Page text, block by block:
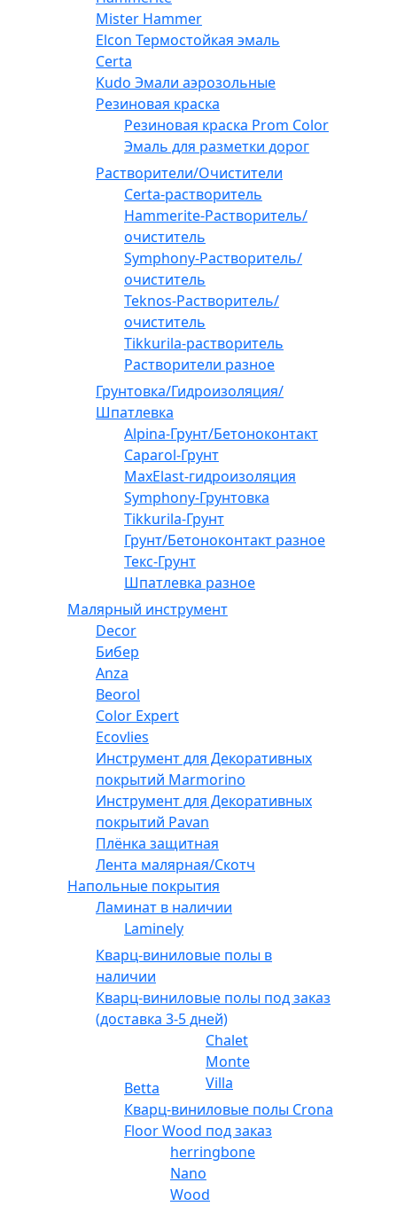
Mister Hammer
Elcon Термостойкая эмаль
Certa
Kudo Эмали аэрозольные
Резиновая краска
Резиновая краска Prom Color
Эмаль для разметки дорог
Растворители/Очистители
Certa-растворитель
Hammerite-Растворитель/
очиститель
Symphony-Растворитель/
очиститель
Teknos-Растворитель/
очиститель
Tikkurila-растворитель
Растворители разное
Грунтовка/Гидроизоляция/
Шпатлевка
Alpina-Грунт/Бетоноконтакт
Caparol-Грунт
MaxElast-гидроизоляция
Symphony-Грунтовка
Tikkurila-Грунт
Грунт/Бетоноконтакт разное
Текс-Грунт
Шпатлевка разное
Малярный инструмент
Decor
Бибер
Anza
Beorol
Color Expert
Ecovlies
Инструмент для Декоративных
покрытий Marmorino
Инструмент для Декоративных
покрытий Pavan
Плёнка защитная
Лента малярная/Скотч
Напольные покрытия
Ламинат в наличии
Laminely
Кварц-виниловые полы в
наличии
Кварц-виниловые полы под заказ
(доставка 3-5 дней)
Betta
Chalet
Monte
Villa
Кварц-виниловые полы Crona
Floor Wood под заказ
herringbone
Nano
Wood